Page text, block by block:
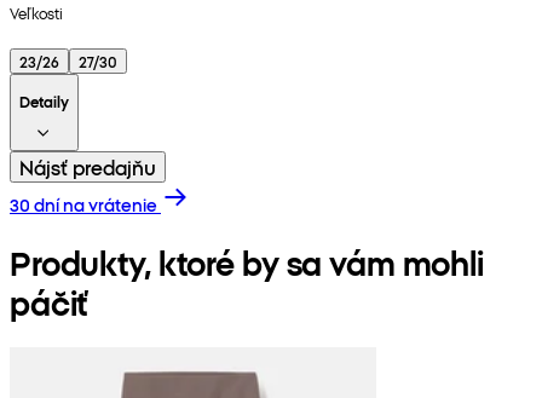
Veľkosti
23/26
27/30
Detaily
Nájsť predajňu
30 dní na vrátenie
Produkty, ktoré by sa vám mohli
páčiť